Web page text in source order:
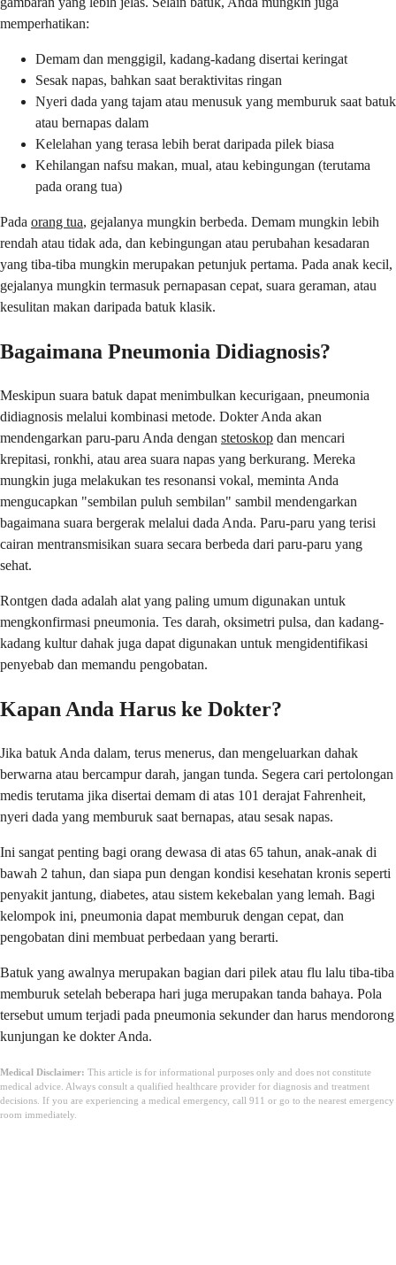
memperhatikan:
Demam dan menggigil, kadang-kadang disertai keringat
Sesak napas, bahkan saat beraktivitas ringan
Nyeri dada yang tajam atau menusuk yang memburuk saat batuk
atau bernapas dalam
Kelelahan yang terasa lebih berat daripada pilek biasa
Kehilangan nafsu makan, mual, atau kebingungan (terutama
pada orang tua)
Pada orang tua, gejalanya mungkin berbeda. Demam mungkin lebih
rendah atau tidak ada, dan kebingungan atau perubahan kesadaran
yang tiba-tiba mungkin merupakan petunjuk pertama. Pada anak kecil,
gejalanya mungkin termasuk pernapasan cepat, suara geraman, atau
kesulitan makan daripada batuk klasik.
Bagaimana Pneumonia Didiagnosis?
Meskipun suara batuk dapat menimbulkan kecurigaan, pneumonia
didiagnosis melalui kombinasi metode. Dokter Anda akan
mendengarkan paru-paru Anda dengan stetoskop dan mencari
krepitasi, ronkhi, atau area suara napas yang berkurang. Mereka
mungkin juga melakukan tes resonansi vokal, meminta Anda
mengucapkan "sembilan puluh sembilan" sambil mendengarkan
bagaimana suara bergerak melalui dada Anda. Paru-paru yang terisi
cairan mentransmisikan suara secara berbeda dari paru-paru yang
sehat.
Rontgen dada adalah alat yang paling umum digunakan untuk
mengkonfirmasi pneumonia. Tes darah, oksimetri pulsa, dan kadang-
kadang kultur dahak juga dapat digunakan untuk mengidentifikasi
penyebab dan memandu pengobatan.
Kapan Anda Harus ke Dokter?
Jika batuk Anda dalam, terus menerus, dan mengeluarkan dahak
berwarna atau bercampur darah, jangan tunda. Segera cari pertolongan
medis terutama jika disertai demam di atas 101 derajat Fahrenheit,
nyeri dada yang memburuk saat bernapas, atau sesak napas.
Ini sangat penting bagi orang dewasa di atas 65 tahun, anak-anak di
bawah 2 tahun, dan siapa pun dengan kondisi kesehatan kronis seperti
penyakit jantung, diabetes, atau sistem kekebalan yang lemah. Bagi
kelompok ini, pneumonia dapat memburuk dengan cepat, dan
pengobatan dini membuat perbedaan yang berarti.
Batuk yang awalnya merupakan bagian dari pilek atau flu lalu tiba-tiba
memburuk setelah beberapa hari juga merupakan tanda bahaya. Pola
tersebut umum terjadi pada pneumonia sekunder dan harus mendorong
kunjungan ke dokter Anda.
Medical Disclaimer: This article is for informational purposes only and does not constitute
medical advice. Always consult a qualified healthcare provider for diagnosis and treatment
decisions. If you are experiencing a medical emergency, call 911 or go to the nearest emergency
room immediately.